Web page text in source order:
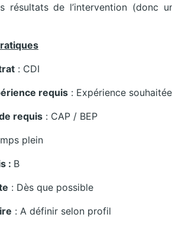
résultats de l’intervention (donc
: CDI
requis : Expérience souhaitée
requis : CAP / BEP
plein
: B
: Dès que possible
: A définir selon profil